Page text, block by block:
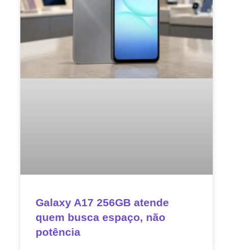
Galaxy A17 256GB atende
quem busca espaço, não
potência